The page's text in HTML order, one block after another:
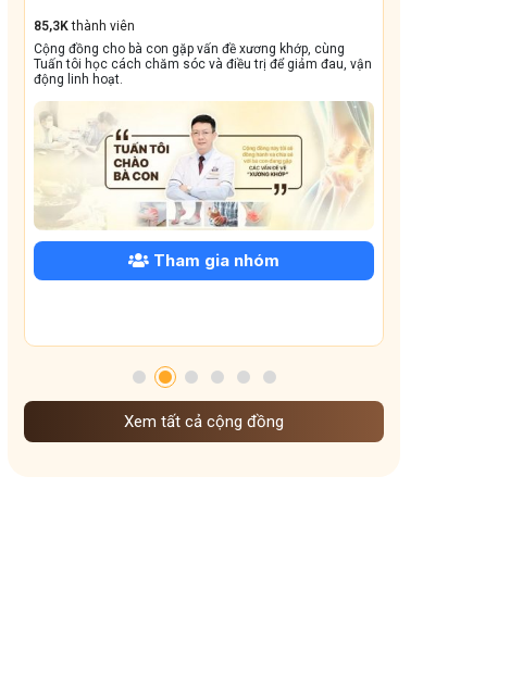
85,3Kthành viên
Cộng đồng cho bà con gặp vấn đề xương khớp, cùng
Tuấn tôi học cách chăm sóc và điều trị để giảm đau, vận
động linh hoạt.
Tham gia nhóm
Xem tất cả cộng đồng